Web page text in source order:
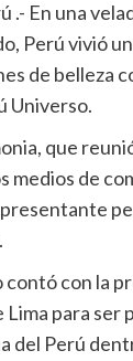
.- En una
Perú vivió
de belleza
Universo.
que
medios de
contó con la
Lima para
del Perú